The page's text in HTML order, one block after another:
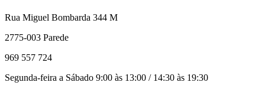
Rua Miguel Bombarda 344 M
2775-003 Parede
969 557 724
Segunda-feira a Sábado 9:00 às 13:00 / 14:30 às 19:30